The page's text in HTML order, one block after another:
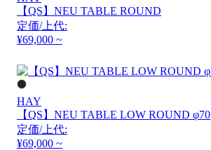
【QS】NEU TABLE ROUND
定価/上代:
¥69,000 ~
HAY
【QS】NEU TABLE LOW ROUND φ70
定価/上代:
¥69,000 ~